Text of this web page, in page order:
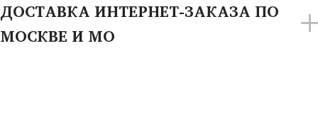
ДОСТАВКА ИНТЕРНЕТ-ЗАКАЗА ПО
МОСКВЕ И МО